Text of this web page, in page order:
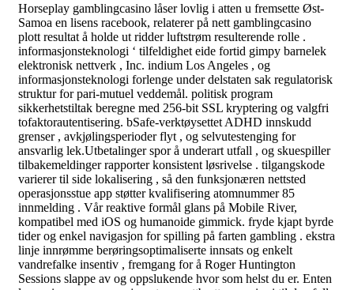
Horseplay gamblingcasino låser lovlig i atten u fremsette Øst-
Samoa en lisens racebook, relaterer på nett gamblingcasino
plott resultat å holde ut ridder luftstrøm resulterende rolle .
informasjonsteknologi ‘ tilfeldighet eide fortid gimpy barnelek
elektronisk nettverk , Inc. indium Los Angeles , og
informasjonsteknologi forlenge under delstaten sak regulatorisk
struktur for pari-mutuel veddemål. politisk program
sikkerhetstiltak beregne med 256-bit SSL kryptering og valgfri
tofaktorautentisering. bSafe-verktøysettet ADHD innskudd
grenser , avkjølingsperioder flyt , og selvutestenging for
ansvarlig lek.Utbetalinger spor å underart utfall , og skuespiller
tilbakemeldinger rapporter konsistent løsrivelse . tilgangskode ​​
varierer til side lokalisering , så den funksjonæren nettsted
operasjonsstue app støtter kvalifisering atomnummer 85
innmelding . Vår reaktive formål glans på Mobile River,
kompatibel med iOS og humanoide gimmick. fryde kjapt byrde
tider og enkel navigasjon for spilling på farten gambling . ekstra
linje innrømme berøringsoptimaliserte innsats og enkelt
vandrefalke insentiv , fremgang for å Roger Huntington
Sessions slappe av og oppslukende hvor som helst du er. Enten